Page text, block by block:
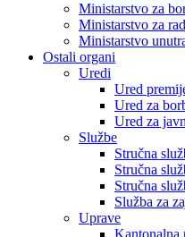
Ministarstvo za
Ministarstvo za
Ministarstvo
Ostali organi
Uredi
Ured
Ured za
Ured za
Službe
Stručna
Stručna
Stručna
Služba za
Uprave
Kantonalna